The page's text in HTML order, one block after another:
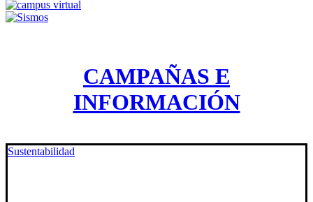
CAMPAÑAS E
INFORMACIÓN
Sustentabilidad